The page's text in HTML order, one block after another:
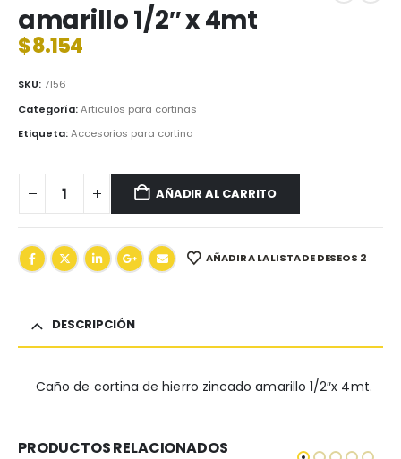
amarillo 1/2″ x 4mt
$8.154
SKU:7156
Categoría:Articulos para cortinas
Etiqueta:Accesorios para cortina
AÑADIR AL CARRITO
AÑADIR A LA LISTA DE DESEOS 2
DESCRIPCIÓN
Caño de cortina de hierro zincado amarillo 1/2″x 4mt.
PRODUCTOS RELACIONADOS